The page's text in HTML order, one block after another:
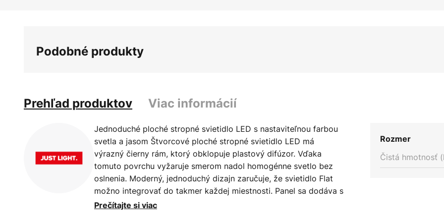
obrázkov
Podobné produkty
Prehľad produktov Viac informácií
Jednoduché ploché stropné svietidlo LED s nastaviteľnou farbou
svetla a jasom Štvorcové ploché stropné svietidlo LED má
výrazný čierny rám, ktorý obklopuje plastový difúzor. Vďaka
tomuto povrchu vyžaruje smerom nadol homogénne svetlo bez
oslnenia. Moderný, jednoduchý dizajn zaručuje, že svietidlo Flat
možno integrovať do takmer každej miestnosti. Panel sa dodáva s
infračerveným diaľkovým ovládaním, ktoré umožňuje nastaviť
Prečítajte si viac
Rozmer
Čistá hmotnosť